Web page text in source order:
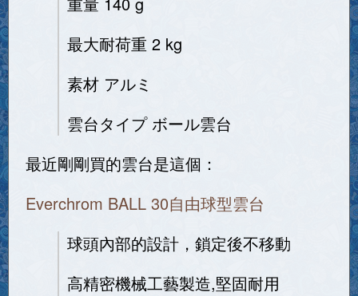
最大耐荷重 2 kg
素材 アルミ
雲台タイプ ボール雲台
最近剛剛買的雲台是這個：
Everchrom BALL 30自由球型雲台
球頭內部的設計，鎖定後不移動
高精密機械工藝製造,堅固耐用